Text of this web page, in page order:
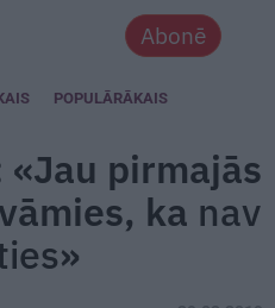
Abonē
POPULĀRĀKAIS
«Jau pirmajās
ka nav
»